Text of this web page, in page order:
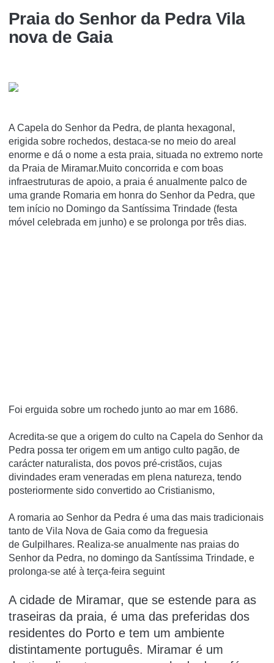
Praia do Senhor da Pedra Vila
nova de Gaia
A Capela do Senhor da Pedra, de planta hexagonal,
erigida sobre rochedos, destaca-se no meio do areal
enorme e dá o nome a esta praia, situada no extremo norte
da Praia de Miramar.Muito concorrida e com boas
infraestruturas de apoio, a praia é anualmente palco de
uma grande Romaria em honra do Senhor da Pedra, que
tem início no Domingo da Santíssima Trindade (festa
móvel celebrada em junho) e se prolonga por três dias.
Foi erguida sobre um rochedo junto ao mar em 1686.
Acredita-se que a origem do culto na Capela do Senhor da
Pedra possa ter origem em um antigo culto pagão, de
carácter naturalista, dos povos pré-cristãos, cujas
divindades eram veneradas em plena natureza, tendo
posteriormente sido convertido ao Cristianismo,
A romaria ao Senhor da Pedra é uma das mais tradicionais
tanto de Vila Nova de Gaia como da freguesia
de Gulpilhares. Realiza-se anualmente nas praias do
Senhor da Pedra, no domingo da Santíssima Trindade, e
prolonga-se até à terça-feira seguint
A cidade de Miramar, que se estende para as
traseiras da praia, é uma das preferidas dos
residentes do Porto e tem um ambiente
distintamente português. Miramar é um